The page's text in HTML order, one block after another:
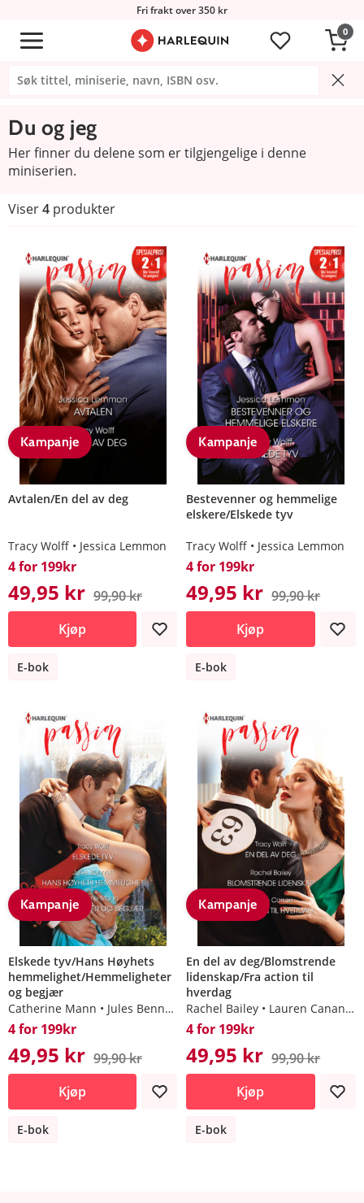
Fri frakt over 350 kr
0
Du og jeg
Her finner du delene som er tilgjengelige i denne
miniserien.
Viser4 produkter
Kampanje
Avtalen/En del av deg
Tracy Wolff Jessica Lemmon
4 for 199kr
49,95 kr 99,90 kr
Kjøp
E-bok
Kampanje
Bestevenner og hemmelige
elskere/Elskede tyv
Tracy Wolff Jessica Lemmon
4 for 199kr
49,95 kr 99,90 kr
Kjøp
E-bok
Kampanje
Elskede tyv/Hans Høyhets
hemmelighet/Hemmeligheter
og begjær
Catherine Mann
Jules Bennett Tracy Wolff
4 for 199kr
49,95 kr 99,90 kr
Kjøp
E-bok
Kampanje
En del av deg/Blomstrende
lidenskap/Fra action til
hverdag
Rachel Bailey
Lauren Canan
4 for 199kr
49,95 kr 99,90 kr
Kjøp
E-bok